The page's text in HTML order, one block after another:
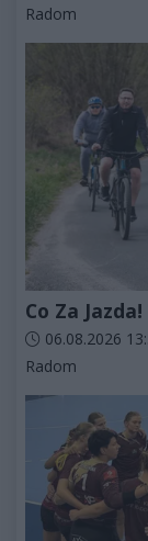
Kategorie artykułu:
Radom
Co Za
Data dodania
06.08.2026
Kategorie artykułu:
Radom